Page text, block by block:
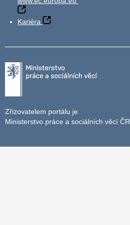
Kariéra
Zřizovatelem portálu je
Ministerstvo práce a sociálních věcí ČR